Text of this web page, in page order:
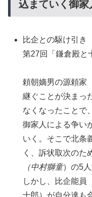
込まていく御家
比企との駆け引き
第27回「鎌倉殿と
頼朝嫡男の源頼家
継ぐことが決まっ
なくなったことで
御家人による争い
いく。そこで北条
く、訴状取次のた
（中村獅童）の5
しかし、比企能員
十郎）が自分達も